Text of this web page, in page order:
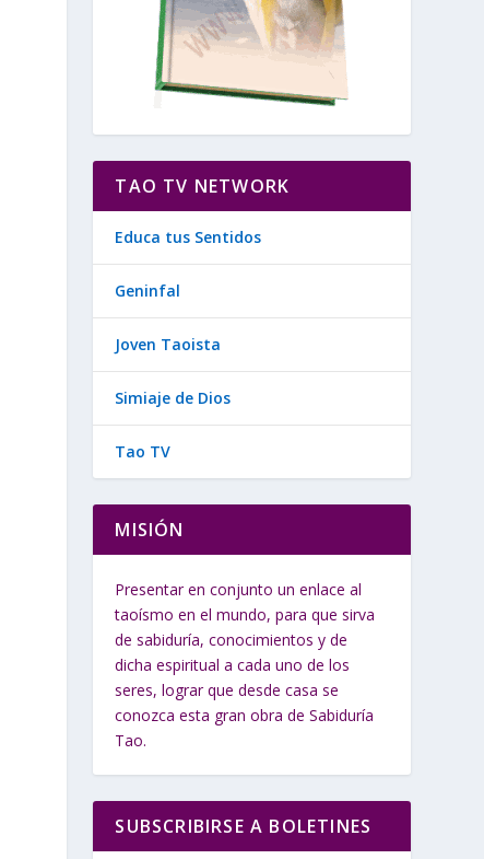
TAO TV NETWORK
Educa tus Sentidos
Geninfal
Joven Taoista
Simiaje de Dios
Tao TV
MISIÓN
Presentar en conjunto un enlace al
taoísmo en el mundo, para que sirva
de sabiduría, conocimientos y de
dicha espiritual a cada uno de los
seres, lograr que desde casa se
conozca esta gran obra de Sabiduría
Tao.
SUBSCRIBIRSE A BOLETINES